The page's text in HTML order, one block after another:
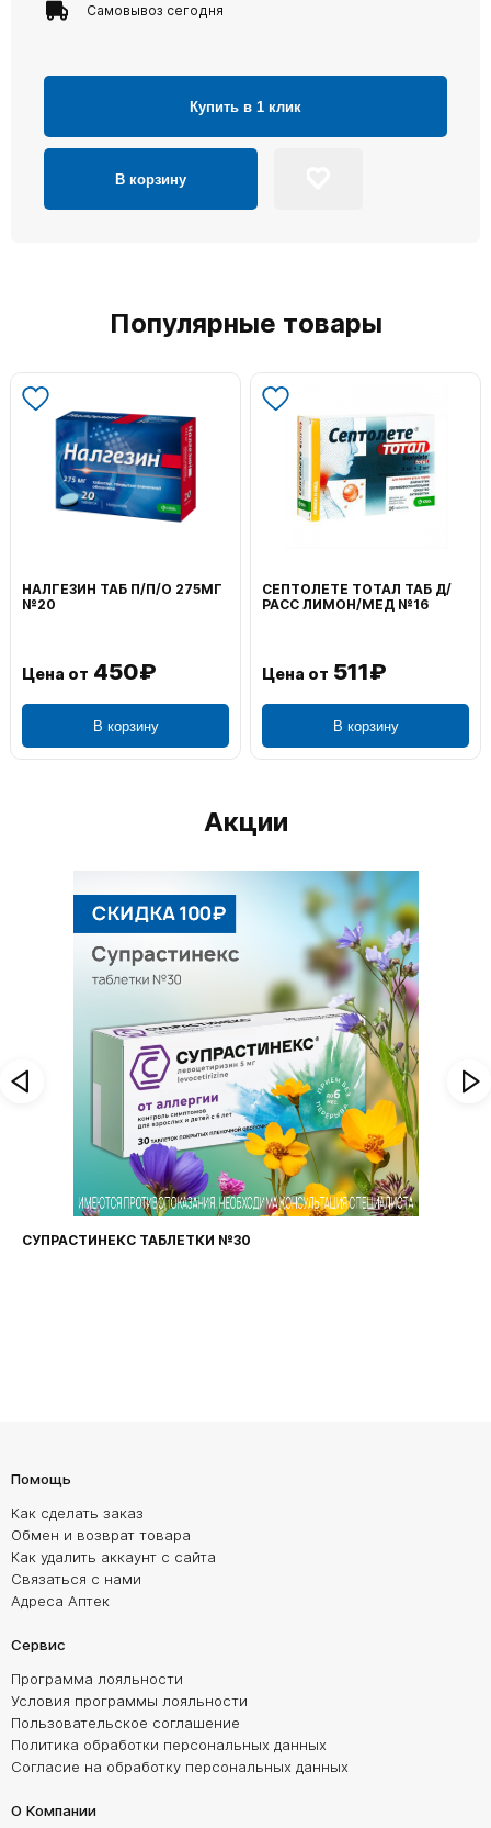
Самовывоз сегодня
Купить в 1 клик
В корзину
Популярные товары
НАЛГЕЗИН ТАБ П/П/О 275МГ
№20
Цена от 450₽
В корзину
СЕПТОЛЕТЕ ТОТАЛ ТАБ Д/
РАСС ЛИМОН/МЕД №16
Цена от 511₽
В корзину
Акции
СУПРАСТИНЕКС ТАБЛЕТКИ №30
Помощь
Как сделать заказ
Обмен и возврат товара
Как удалить аккаунт с сайта
Связаться с нами
Адреса Аптек
Сервис
Программа лояльности
Условия программы лояльности
Пользовательское соглашение
Политика обработки персональных данных
Согласие на обработку персональных данных
О Компании